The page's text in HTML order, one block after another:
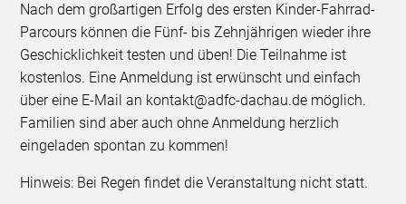
Nach dem großartigen Erfolg des ersten Kinder-Fahrrad-
Parcours können die Fünf- bis Zehnjährigen wieder ihre
Geschicklichkeit testen und üben! Die Teilnahme ist
kostenlos. Eine Anmeldung ist erwünscht und einfach
über eine E-Mail an kontakt@adfc-dachau.de möglich.
Familien sind aber auch ohne Anmeldung herzlich
eingeladen spontan zu kommen!
Hinweis: Bei Regen findet die Veranstaltung nicht statt.